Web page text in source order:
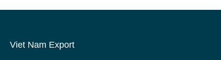
Viet Nam Export